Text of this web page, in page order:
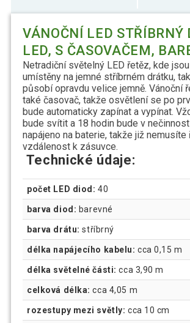
VÁNOČNÍ LED STŘÍBRNÝ
LED, S ČASOVAČEM,
Netradiční světelný LED řetěz, kde
umístěny na jemné stříbrném drátku,
působí opravdu velice jemně. Vánoční
také časovač, takže osvětlení se po
bude automaticky zapínat a vypínat.
bude svítit a 18 hodin bude v
napájeno na baterie, takže již nemusíte
vzdálenost k zásuvce.
Technické údaje:
počet LED diod: 40
barva diod: barevné
barva drátu: stříbrný
délka napájecího kabelu: cca 0,15 m
délka světelné části: cca 3,90 m
celková délka: cca 4,05 m
rozestupy mezi světly: cca 10 cm